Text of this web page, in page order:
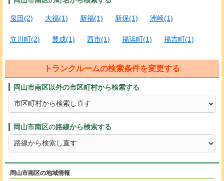
泉田(2) 大福(1) 新福(1) 新保(1) 洲崎(1)
立川町(2) 豊成(1) 西市(1) 福浜町(1) 福吉町(1)
トランクルームの検索条件を変更する
岡山市南区以外の市区町村から検索する
岡山市南区の路線から検索する
岡山市南区の地域情報